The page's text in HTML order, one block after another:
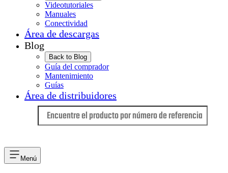
Videotutoriales
Manuales
Conectividad
Área de descargas
Blog
Back to Blog
Guía del comprador
Mantenimiento
Guías
Área de distribuidores
Menú